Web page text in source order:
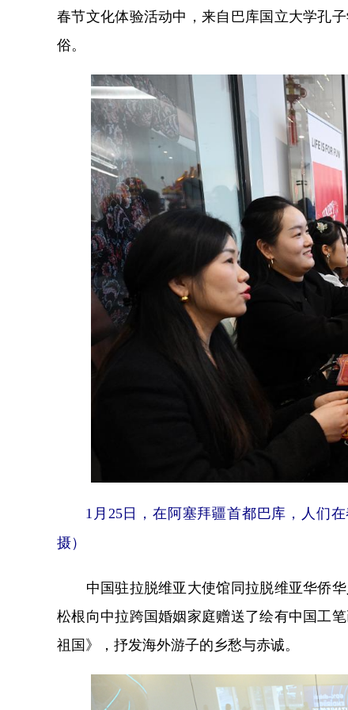
春节文化体验活动中，来自巴库国立大学孔
俗。
1月25日，在阿塞拜疆首都巴库，人们
摄）
中国驻拉脱维亚大使馆同拉脱维亚华侨华
松根向中拉跨国婚姻家庭赠送了绘有中国工
祖国》，抒发海外游子的乡愁与赤诚。